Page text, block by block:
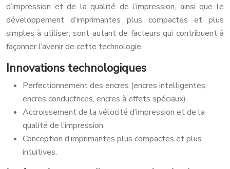
d’impression et de la qualité de l’impression, ainsi que le
développement d’imprimantes plus compactes et plus
simples à utiliser, sont autant de facteurs qui contribuent à
façonner l’avenir de cette technologie.
Innovations technologiques
Perfectionnement des encres (encres intelligentes,
encres conductrices, encres à effets spéciaux).
Accroissement de la vélocité d’impression et de la
qualité de l’impression.
Conception d’imprimantes plus compactes et plus
intuitives.